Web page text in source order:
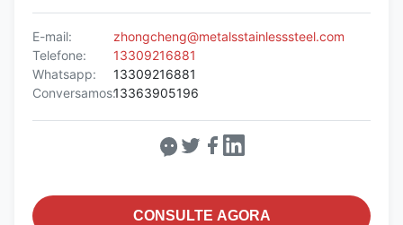
E-mail:
zhongcheng@metalsstainlesssteel.com
Telefone:
13309216881
Whatsapp:
13309216881
Conversamos:13363905196
CONSULTE AGORA